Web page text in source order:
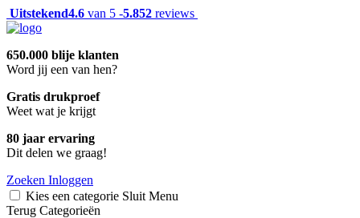
Uitstekend4.6 van 5 -5.852 reviews
650.000 blije klanten
Word jij een van hen?
Gratis drukproef
Weet wat je krijgt
80 jaar ervaring
Dit delen we graag!
Zoeken Inloggen
Kies een categorie Sluit Menu
Terug Categorieën